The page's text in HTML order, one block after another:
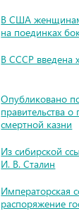
В США женщинам
на поединках
В СССР введена
Опубликовано
правительства
смертной казни
Из сибирской
И. В. Сталин
Императорская
распоряжение